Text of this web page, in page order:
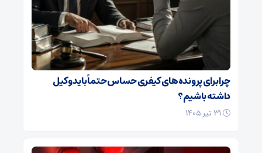
چرا برای پرونده‌های کیفری حساس حتماً باید وکیل
داشته باشیم؟